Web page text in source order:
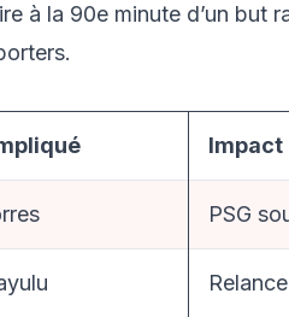
à la 90e minute d’un but
Impact
PSG